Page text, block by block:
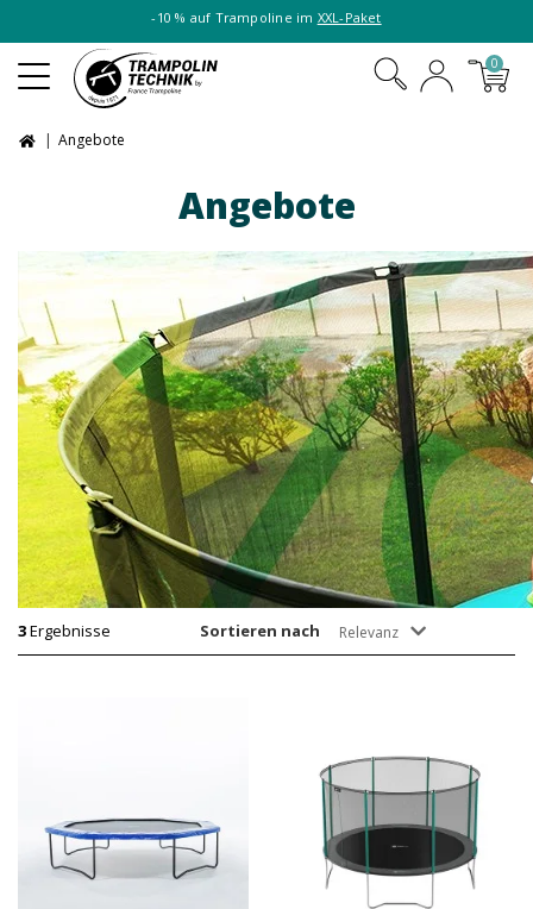
-10 % auf Trampoline imXXL-Paket
0
Angebote
Angebote
3Ergebnisse Sortieren nach Relevanz